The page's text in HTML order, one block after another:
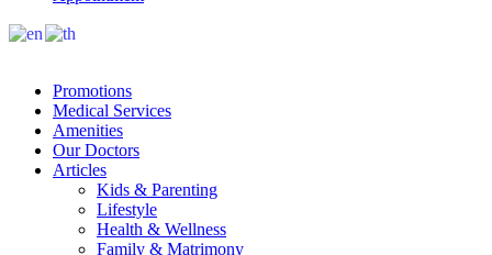
Promotions
Medical Services
Amenities
Our Doctors
Articles
Kids & Parenting
Lifestyle
Health & Wellness
Family & Matrimony